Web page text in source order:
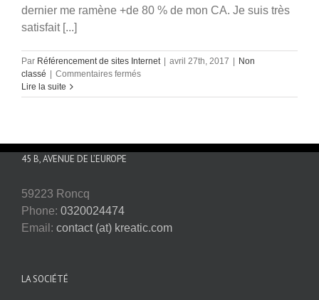
dernier me ramène +de 80 % de mon CA. Je suis très
satisfait [...]
Par Référencement de sites Internet avril 27th, 2017
Non
classé
Commentaires ferméssur
clients
Lire la suite
45 B, AVENUE DE L’EUROPE
59223 Roncq
Phone: 0320024474
Email: contact (at) kreatic.com
LA SOCIÉTÉ